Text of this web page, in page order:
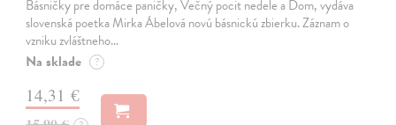
Básničky pre domáce paničky, Večný pocit nedele a Dom, vydáva
slovenská poetka Mirka Ábelová novú básnickú zbierku. Záznam o
vzniku zvláštneho…
Na sklade ?
14,31 €